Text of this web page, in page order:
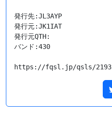
発行先:JL3AYP
発行元:JK1IAT
発行元QTH:
バンド:430
https://fqsl.jp/qsls/2193